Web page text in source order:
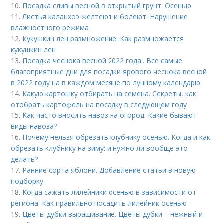
10. Посадка сливы весной в открытый грунт. Осенью
11.Листья каланхоэ желтеют и болеют. Нарушение
влажностного режима
12. Кукушкин лен размножение. Как размножается
кукушкин лен
13. Посадка чеснока весной 2022 года.. Все самые
благоприятные дни для посадки ярового чеснока весной
в 2022 году на в каждом месяце по лунному календарю
14. Какую картошку отбирать на семена. Секреты, как
отобрать картофель на посадку в следующем году
15. Как часто вносить навоз на огород. Какие бывают
виды навоза?
16. Почему нельзя обрезать клубнику осенью. Когда и как
обрезать клубнику на зиму: и нужно ли вообще это
делать?
17. Ранние сорта яблони. Добавление статьи в новую
подборку
18. Когда сажать лилейники осенью в зависимости от
региона. Как правильно посадить лилейник осенью
19. Цветы дубки выращивание. Цветы дубки – нежный и